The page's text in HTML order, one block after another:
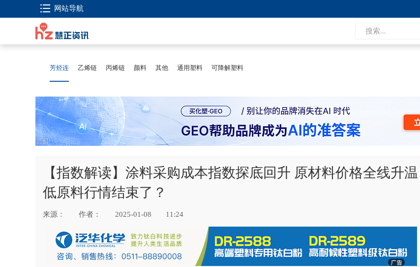
网站导航
芳烃连 乙烯链 丙烯链 颜料 其他 通用塑料 可降解塑料
【指数解读】涂料采购成本指数探底回升 原材料价格全线升温
低原料行情结束了？
来源： 作者： 2025-01-08 11:24